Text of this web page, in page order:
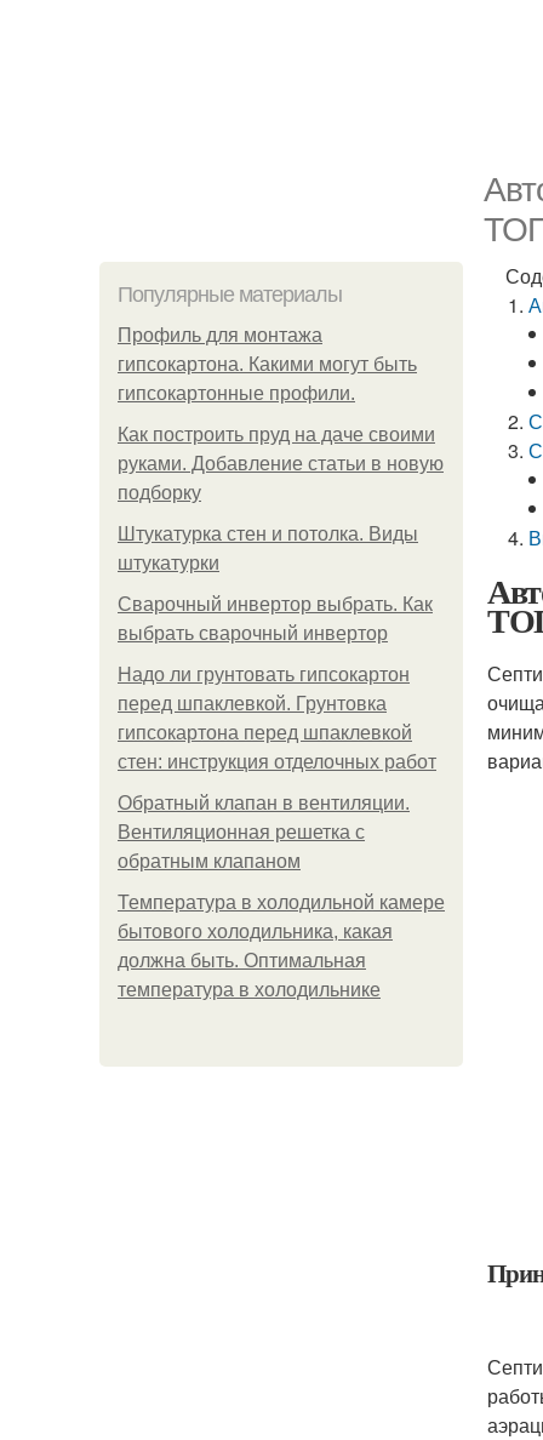
Популярные материалы
Профиль для монтажа
гипсокартона. Какими могут быть
гипсокартонные профили.
Как построить пруд на даче своими
руками. Добавление статьи в новую
подборку
Штукатурка стен и потолка. Виды
штукатурки
Сварочный инвертор выбрать. Как
выбрать сварочный инвертор
Надо ли грунтовать гипсокартон
перед шпаклевкой. Грунтовка
гипсокартона перед шпаклевкой
стен: инструкция отделочных работ
Обратный клапан в вентиляции.
Вентиляционная решетка с
обратным клапаном
Температура в холодильной камере
бытового холодильника, какая
должна быть. Оптимальная
температура в холодильнике